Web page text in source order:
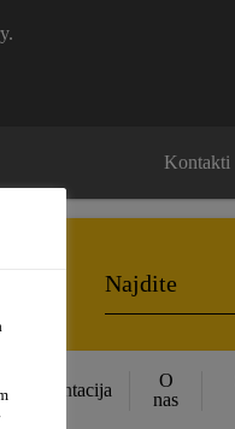
Kontakti
O
nas